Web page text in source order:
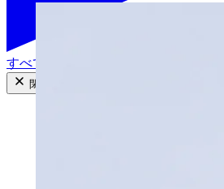
すべての商品を見る
閉じる